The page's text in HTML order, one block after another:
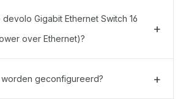
Gigabit Ethernet Switch 16
over Ethernet)?
geconfigureerd?